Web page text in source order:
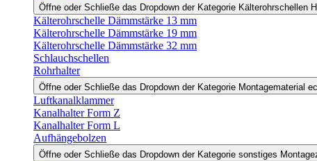
Öffne oder Schließe das Dropdown der Kategorie Kälterohrschellen
Kälterohrschelle Dämmstärke 13 mm
Kälterohrschelle Dämmstärke 19 mm
Kälterohrschelle Dämmstärke 32 mm
Schlauchschellen
Rohrhalter
Öffne oder Schließe das Dropdown der Kategorie Montagematerial
Luftkanalklammer
Kanalhalter Form Z
Kanalhalter Form L
Aufhängebolzen
Öffne oder Schließe das Dropdown der Kategorie sonstiges